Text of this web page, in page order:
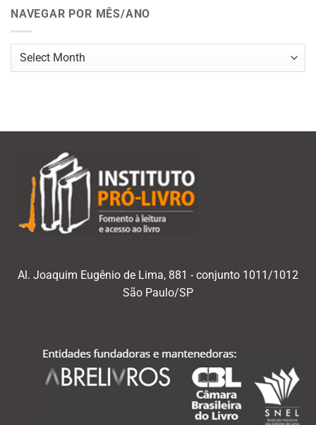
NAVEGAR POR MÊS/ANO
Navegar
Al. Joaquim Eugênio de Lima, 881 - conjunto 1011/1012
São Paulo/SP